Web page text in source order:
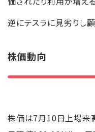
逆にテスラに見劣りし
株価動向
株価は7月10日上場来